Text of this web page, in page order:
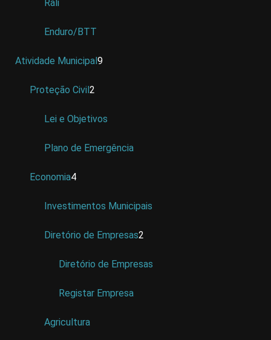
Rali
Enduro/BTT
Atividade Municipal9
Proteção Civil2
Lei e Objetivos
Plano de Emergência
Economia4
Investimentos Municipais
Diretório de Empresas2
Diretório de Empresas
Registar Empresa
Agricultura